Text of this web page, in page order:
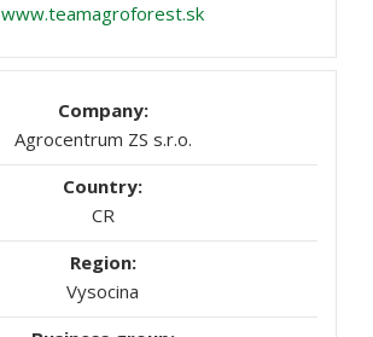
www.teamagroforest.sk
Agrocentrum ZS s.r.o.
CR
Vysocina